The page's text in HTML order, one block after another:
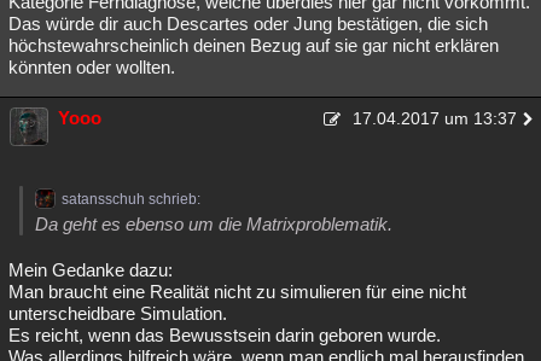
Das würde dir auch Descartes oder Jung bestätigen, die sich
höchstewahrscheinlich deinen Bezug auf sie gar nicht erklären
könnten oder wollten.
Yooo 17.04.2017 um 13:37
satansschuh schrieb:
Da geht es ebenso um die Matrixproblematik.
Mein Gedanke dazu:
Man braucht eine Realität nicht zu simulieren für eine nicht
unterscheidbare Simulation.
Es reicht, wenn das Bewusstsein darin geboren wurde.
Was allerdings hilfreich wäre, wenn man endlich mal herausfinden